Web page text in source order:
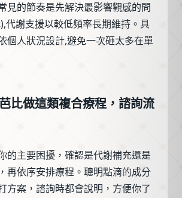
見的節奏是先解決最影響觀感的問
代謝支援以較低頻率長期維持。具
個人狀況設計,避免一次砸太多在單
比做這類複合療程，諮詢流
的主要困擾，確認是代謝補充還是
再依序安排療程。聰明點滴的成分
方案，諮詢時都會說明，方便你了